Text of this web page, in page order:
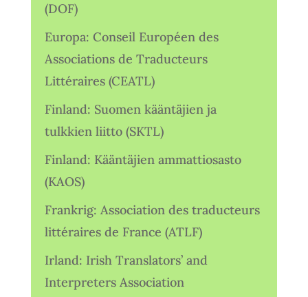
(DOF)
Europa: Conseil Européen des
Associations de Traducteurs
Littéraires (CEATL)
Finland: Suomen kääntäjien ja
tulkkien liitto (SKTL)
Finland: Kääntäjien ammattiosasto
(KAOS)
Frankrig: Association des traducteurs
littéraires de France (ATLF)
Irland: Irish Translators’ and
Interpreters Association